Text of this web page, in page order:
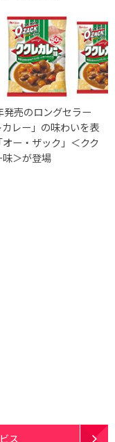
発売のロングセラー
カレー」の味わいを表
ー・ザック」＜クク
味＞が登場
ス